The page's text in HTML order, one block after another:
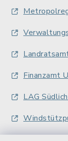
Finanzamt
LAG